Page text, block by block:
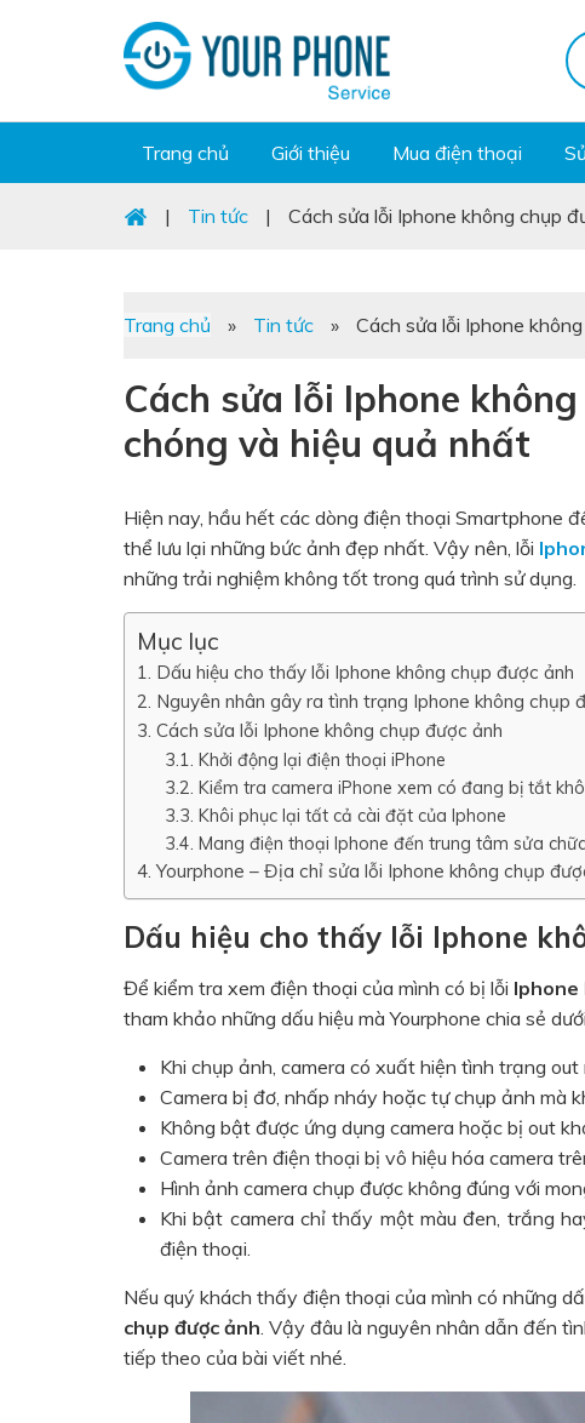
Trang chủ Giới thiệu Mua điện thoại
| Tin tức | Cách sửa lỗi Iphone không chụp
Trang chủ » Tin tức » Cách sửa lỗi Iphone
Cách sửa lỗi Iphone
chóng và hiệu quả nhất
Hiện nay, hầu hết các dòng điện thoại Smartphone
thể lưu lại những bức ảnh đẹp nhất. Vậy nên, lỗi
những trải nghiệm không tốt trong quá trình sử dụng.
Mục lục
Dấu hiệu cho thấy lỗi Iphone không chụp được ảnh
Nguyên nhân gây ra tình trạng Iphone không chụp
Cách sửa lỗi Iphone không chụp được ảnh
Khởi động lại điện thoại iPhone
Kiểm tra camera iPhone xem có đang bị tắt
Khôi phục lại tất cả cài đặt của Iphone
Mang điện thoại Iphone đến trung tâm sửa
Yourphone – Địa chỉ sửa lỗi Iphone không chụp
Dấu hiệu cho thấy lỗi Iphone
Để kiểm tra xem điện thoại của mình có bị lỗi Iphone
tham khảo những dấu hiệu mà Yourphone chia sẻ
Khi chụp ảnh, camera có xuất hiện tình trạng
Camera bị đơ, nhấp nháy hoặc tự chụp ảnh mà
Không bật được ứng dụng camera hoặc bị out
Camera trên điện thoại bị vô hiệu hóa camera
Hình ảnh camera chụp được không đúng với
Khi bật camera chỉ thấy một màu đen, trắng
điện thoại.
Nếu quý khách thấy điện thoại của mình có những
chụp được ảnh. Vậy đâu là nguyên nhân dẫn đến
tiếp theo của bài viết nhé.